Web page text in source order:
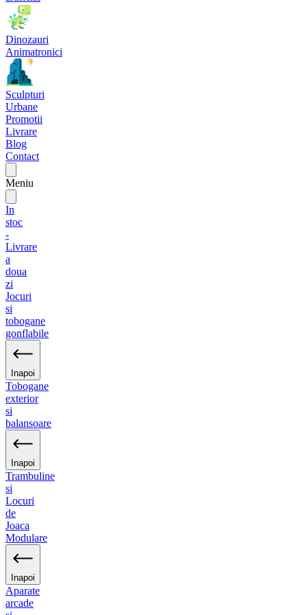
Dinozauri
Animatronici
Sculpturi
Urbane
Promotii
Livrare
Blog
Contact
Meniu
In
stoc
-
Livrare
a
doua
zi
Jocuri
si
tobogane
gonflabile
Inapoi
Tobogane
exterior
si
balansoare
Inapoi
Trambuline
si
Locuri
de
Joaca
Modulare
Inapoi
Aparate
arcade